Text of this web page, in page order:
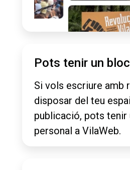
Pots tenir un
Si vols escriure amb
disposar del teu
publicació, pots tenir
personal a VilaWeb.